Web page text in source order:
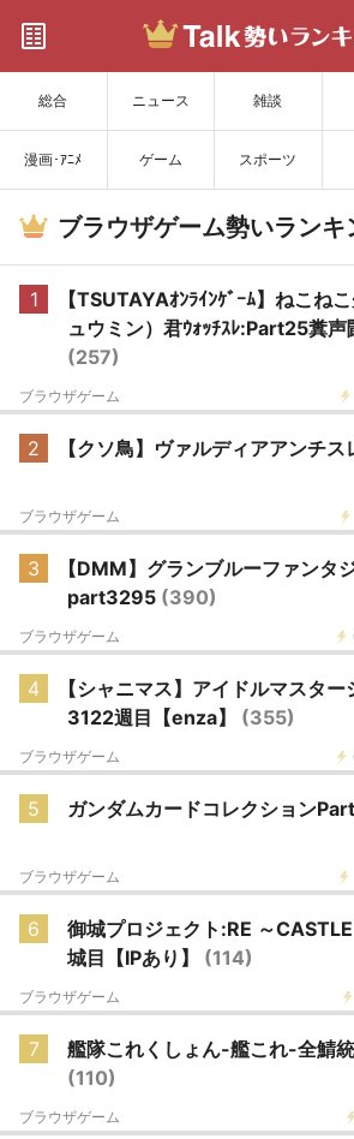
総合 ニュース 雑談
漫画･ｱﾆﾒ ゲーム スポーツ
サイトを更新
ブラウザゲーム勢いランキ
1
【TSUTAYAｵﾝﾗｲﾝｹﾞｰﾑ】ねこね
ュウミン）君ｳｫｯﾁｽﾚ:Part25糞声
(257)
ブラウザゲーム
2 【クソ鳥】ヴァルディアアンチス
ブラウザゲーム
3
【DMM】グランブルーファンタ
part3295 (390)
ブラウザゲーム
4
【シャニマス】アイドルマスタ
3122週目【enza】 (355)
ブラウザゲーム
5 ガンダムカードコレクション
ブラウザゲーム
6
御城プロジェクト:RE ～
城目【IPあり】 (114)
ブラウザゲーム
7
艦隊これくしょん-艦これ-全鯖
(110)
ブラウザゲーム